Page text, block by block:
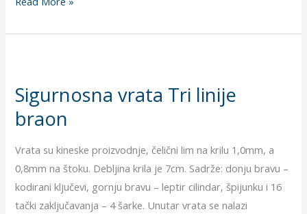
Sigurnosna vrata Tri linije
braon
Vrata su kineske proizvodnje, čelični lim na krilu 1,0mm, a
0,8mm na štoku. Debljina krila je 7cm. Sadrže: donju bravu –
kodirani ključevi, gornju bravu – leptir cilindar, špijunku i 16
tački zaključavanja – 4 šarke. Unutar vrata se nalazi
Tri
linije